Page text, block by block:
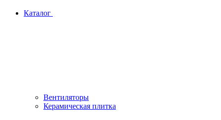
Каталог
Вентиляторы
Керамическая плитка